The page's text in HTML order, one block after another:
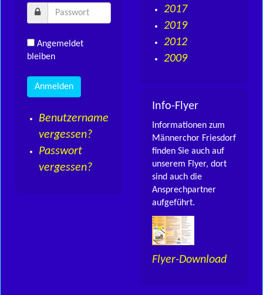
Angemeldet
bleiben
Benutzername
vergessen?
Passwort
vergessen?
2017
2019
2012
2009
Info-Flyer
Informationen zum
Männerchor Friesdorf
finden Sie auch auf
unserem Flyer, dort
sind auch die
Ansprechpartner
aufgeführt.
Flyer-Download